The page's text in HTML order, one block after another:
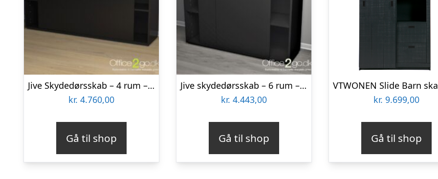
Jive Skydedørsskab – 4 rum – 160 cm bred
kr. 4.760,00
Gå til shop
Jive skydedørsskab – 6 rum – 116 cm bred
kr. 4.443,00
Gå til shop
kr. 9.699,00
Gå til shop